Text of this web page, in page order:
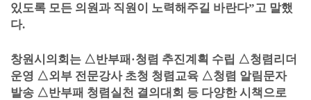
있도록 모든 의원과 직원이 노력해주길 바란다”고 말했
다.
창원시의회는 △반부패 ·청렴 추진계획 수립 △청렴리더
운영 △외부 전문강사 초청 청렴교육 △청렴 알림문자
발송 △반부패 청렴실천 결의대회 등 다양한 시책으로